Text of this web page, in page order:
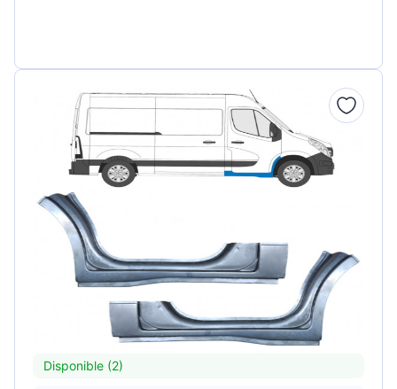
Disponible (2)